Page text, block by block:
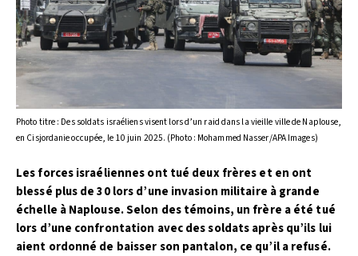
Photo titre : Des soldats israéliens visent lors d’un raid dans la vieille ville de Naplouse,
en Cisjordanie occupée, le 10 juin 2025. (Photo : Mohammed Nasser/APA Images)
Les forces israéliennes ont tué deux frères et en ont
blessé plus de 30 lors d’une invasion militaire à grande
échelle à Naplouse. Selon des témoins, un frère a été tué
lors d’une confrontation avec des soldats après qu’ils lui
aient ordonné de baisser son pantalon, ce qu’il a refusé.